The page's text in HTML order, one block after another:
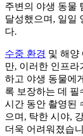
주변의 야생 동물
달성했으며, 일일
다.
수중 환경 및 해양
만, 이러한 인프라
하고 야생 동물에
록 보장하는 데
시간 동안 촬영된
으며, 탁한 시야,
더욱 어려워졌습